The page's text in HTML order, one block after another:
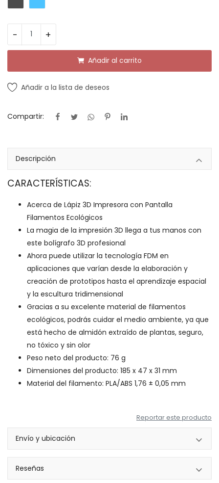
- +
Añadir al carrito
Añadir a la lista de deseos
Compartir:
Descripción
CARACTERÍSTICAS:
Acerca de Lápiz 3D Impresora con Pantalla
Filamentos Ecológicos
La magia de la impresión 3D llega a tus manos con
este bolígrafo 3D profesional
Ahora puede utilizar la tecnología FDM en
aplicaciones que varían desde la elaboración y
creación de prototipos hasta el aprendizaje espacial
y la escultura tridimensional
Gracias a su excelente material de filamentos
ecológicos, podrás cuidar el medio ambiente, ya que
está hecho de almidón extraído de plantas, seguro,
no tóxico y sin olor
Peso neto del producto: 76 g
Dimensiones del producto: 185 x 47 x 31 mm
Material del filamento: PLA/ABS 1,76 ± 0,05 mm
Reportar este producto
Envío y ubicación
Reseñas